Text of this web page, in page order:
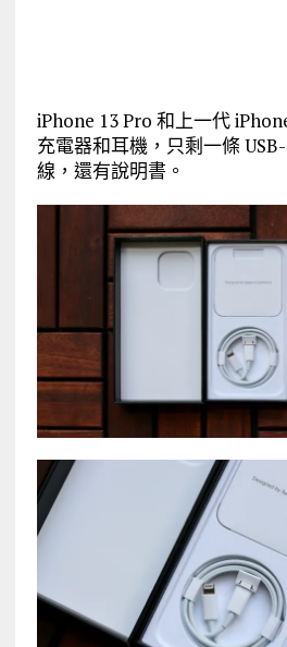
iPhone 13 Pro 和上一代
充電器和耳機，只剩一條
線，還有說明書。